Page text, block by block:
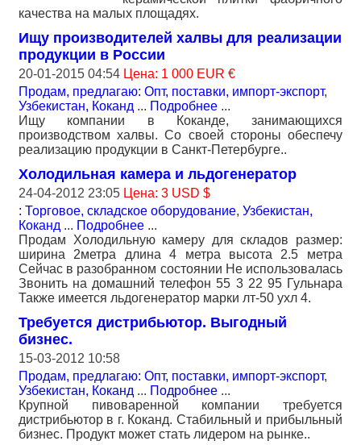
качества на малых площадях.
Ищу производителей халвы для реализации
продукции в России
20-01-2015 04:54 Цена: 1 000 EUR €
Продам, предлагаю: Опт, поставки, импорт-экспорт,
Узбекистан, Коканд ... Подробнее ...
Ищу компании в Коканде, занимающихся
производством халвы. Со своей стороны обеспечу
реализацию продукции в Санкт-Петербурге..
Холодильная камера и льдогенератор
24-04-2012 23:05 Цена: 3 USD $
: Торговое, складское оборудование, Узбекистан,
Коканд ... Подробнее ...
Продам Холодильную камеру для складов размер:
ширина 2метра длина 4 метра высота 2.5 метра
Сейчас в разобранном состоянии Не использовалась
Звонить на домашний телефон 55 3 22 95 Гульнара
Также имеется льдогенератор марки лт-50 ухл 4.
Требуется дистрибьютор. Выгодный
бизнес.
15-03-2012 10:58
Продам, предлагаю: Опт, поставки, импорт-экспорт,
Узбекистан, Коканд ... Подробнее ...
Крупной пивоваренной компании требуется
дистрибьютор в г. Коканд. Стабильный и прибыльный
бизнес. Продукт может стать лидером на рынке..